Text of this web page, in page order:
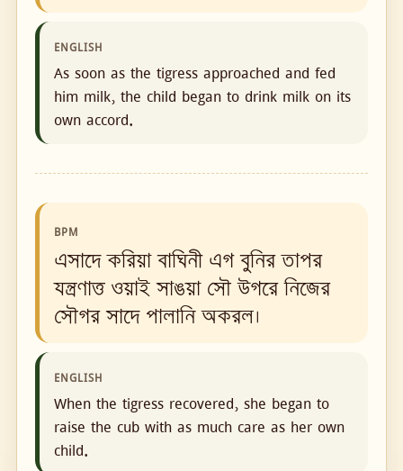
ENGLISH
As soon as the tigress approached and fed
him milk, the child began to drink milk on its
own accord.
BPM
এসাদে করিয়া বাঘিনী এগ বুনির তাপর
যন্ত্রণাত্ত ওয়াই সাঙয়া সৌ উগরে নিজের
সৌগর সাদে পালানি অকরল।
ENGLISH
When the tigress recovered, she began to
raise the cub with as much care as her own
child.